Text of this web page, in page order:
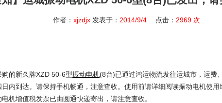
作者： xjzdjx发表于： 2014/9/4点击： 2969次
的新久牌XZD 50-6型振动电机(8台)已通过鸿运物流发往运城市，运费
内到达。请保持手机畅通，注意查收。使用前请详细阅读振动电机使用
增值税发票已由圆通快递寄出，请注意查收。